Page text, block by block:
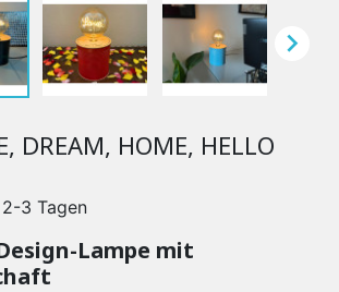

DREAM, HOME, HELLO
2-3 Tagen
Lampe mit